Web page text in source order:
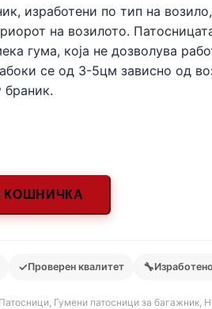
изработени по тип на
на возилото.
гума, која не дозволува
се од 3-5цм зависно од
браник.
КОШНИЧКА
✓Проверен квалитет 🔧
Патосници Гумени патосници за багажник